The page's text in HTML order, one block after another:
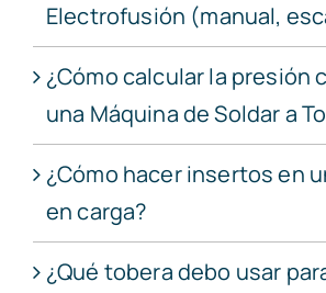
Electrofusión (manual,
¿Cómo calcular la presión
una Máquina de Soldar a
¿Cómo hacer insertos en
en carga?
¿Qué tobera debo usar